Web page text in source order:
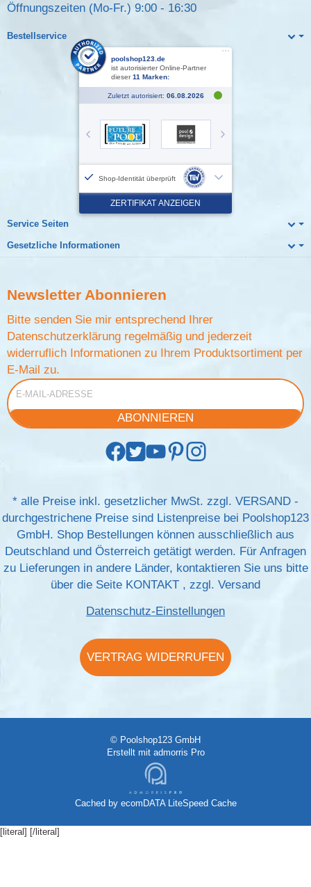
Öffnungszeiten (Mo-Fr.) 9:00 - 16:30
Bestellservice
Service Seiten
Gesetzliche Informationen
Newsletter Abonnieren
Bitte senden Sie mir entsprechend Ihrer
Datenschutzerklärung regelmäßig und jederzeit
widerruflich Informationen zu Ihrem Produktsortiment per
E-Mail zu.
E-Mail-Adresse
ABONNIEREN
* alle Preise inkl. gesetzlicher MwSt. zzgl. VERSAND -
durchgestrichene Preise sind Listenpreise bei Poolshop123
GmbH. Shop Bestellungen können ausschließlich aus
Deutschland und Österreich getätigt werden. Für Anfragen
zu Lieferungen in andere Länder, kontaktieren Sie uns bitte
über die Seite KONTAKT , zzgl. Versand
Datenschutz-Einstellungen
VERTRAG WIDERRUFEN
© Poolshop123 GmbH
Erstellt mit admorris Pro
Cached by ecomDATA LiteSpeed Cache
[literal] [/literal]